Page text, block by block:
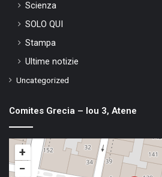
Scienza
SOLO QUI
Stampa
Ultime notizie
Uncategorized
Comites Grecia – Iou 3, Atene
+
−